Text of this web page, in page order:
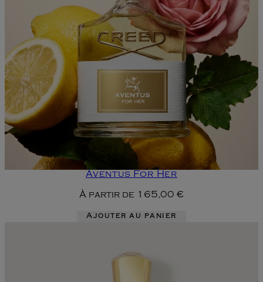
Aventus For Her
À partir de 165,00 €
Ajouter au panier